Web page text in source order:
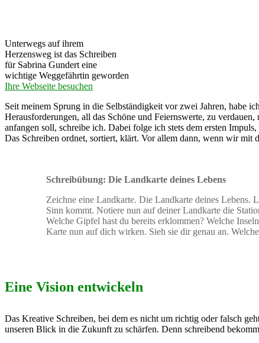
Unterwegs auf ihrem
Herzensweg ist das Schreiben
für Sabrina Gundert eine
wichtige Weggefährtin geworden
Ihre Webseite besuchen
Seit meinem Sprung in die Selbständigkeit vor zwei Jahren, habe
Herausforderungen, all das Schöne und Feiernswerte, zu
anfangen soll, schreibe ich. Dabei folge ich stets dem ersten
Das Schreiben ordnet, sortiert, klärt. Vor allem dann, wenn wir
Schreibübung: Die Landkarte deines Lebens
Zeichne eine Landkarte. Die Landkarte deines Lebens.
Sinn kommt. Notiere nun auf deiner Landkarte die
Welche Gipfel hast du bereits erklommen? Welche
Karte nun auf dich wirken. Sieh sie dir genau an.
Eine Vision entwickeln
Das Kreative Schreiben, bei dem es nicht um richtig oder falsch
unseren Blick in die Zukunft zu schärfen. Denn schreibend